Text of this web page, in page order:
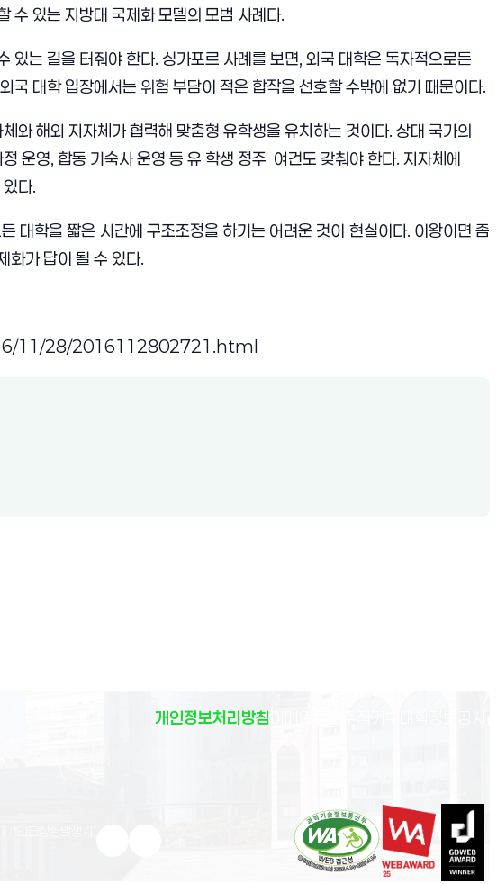
수 있는 지방대 국제화 모델의 모범 사례다.
는 길을 터줘야 한다. 싱가포르 사례를 보면, 외국 대학은 독자적으로든
대학 입장에서는 위험 부담이 적은 합작을 선호할 수밖에 없기 때문이다.
와 해외 지자체가 협력해 맞춤형 유학생을 유치하는 것이다. 상대 국가의
운영, 합동 기숙사 운영 등 유 학생 정주 여건도 갖춰야 한다. 지자체에
다.
대학을 짧은 시간에 구조조정을 하기는 어려운 것이 현실이다. 이왕이면 좀
화가 답이 될 수 있다.
11/28/2016112802721.html
개인정보처리방침